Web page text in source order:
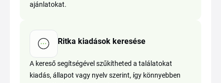
ajánlatokat.
Ritka kiadások keresése
A kereső segítségével szűkítheted a találatokat
kiadás, állapot vagy nyelv szerint, így könnyebben